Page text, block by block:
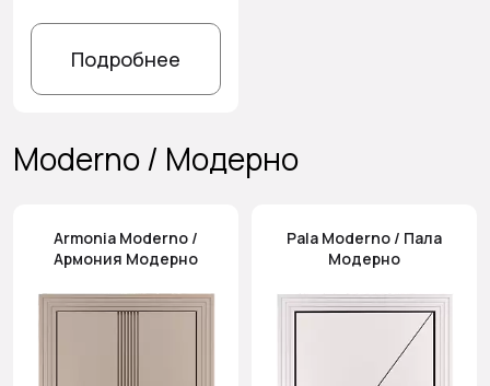
Подробнее
Moderno / Модерно
Armonia Moderno /
Армония Модерно
Pala Moderno / Пала
Модерно